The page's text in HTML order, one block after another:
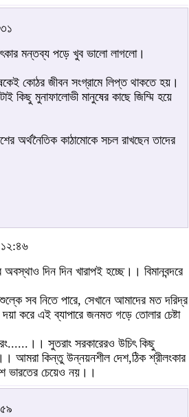
মন্তব্য পড়ে খুব ভালো লাগলো।
কোঠর জীবন সংগ্রামে লিপ্ত থাকতে হয়।
কিছু মুনাফালোভী মানুষের কাছে জিম্মি হয়ে
অর্থনৈতিক কাঠামোকে সচল রাখছেন তাদের
দিন দিন খারাপই হচ্ছে।। বিমানবন্দরে
সব নিতে পারে, সেখানে আমাদের মত দরিদ্র
দয়া করে এই ব্যাপারে জনমত গড়ে তোলার চেষ্টা
সুতরাং সরকারেরও উচিৎ কিছু
আমরা কিন্তু উন্নয়নশীল দেশ,ঠিক শ্রীলংকার
ভারতের চেয়েও নয়।।